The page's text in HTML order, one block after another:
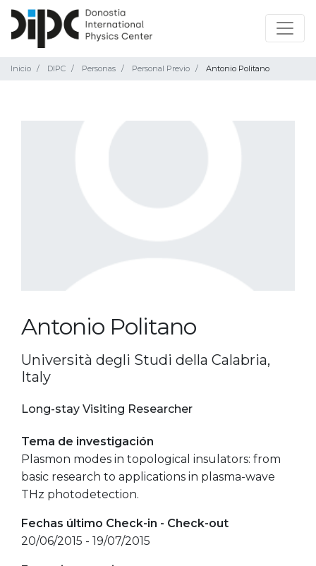
Inicio DIPC Personas Personal Previo Antonio Politano
Antonio Politano
Università degli Studi della Calabria,
Italy
Long-stay Visiting Researcher
Tema de investigación
Plasmon modes in topological insulators: from
basic research to applications in plasma-wave
THz photodetection.
Fechas último Check-in - Check-out
20/06/2015 - 19/07/2015